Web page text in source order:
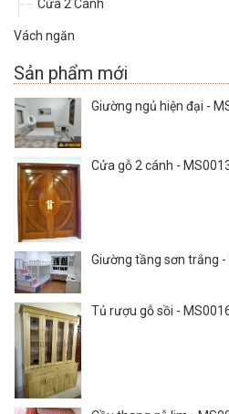
Cửa 2 Cánh
Vách ngăn
Sản phẩm mới
Giường ngủ hiện đại -
Cửa gỗ 2 cánh -
Giường tầng sơn trắng
Tủ rượu gỗ sồi -